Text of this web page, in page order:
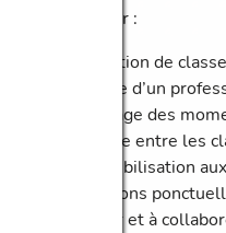
Vivre la Foi par :
L’animation de
demande d’un
Le partage des
liturgique entre les
La sensibilisation
Les actions
encadrer et à